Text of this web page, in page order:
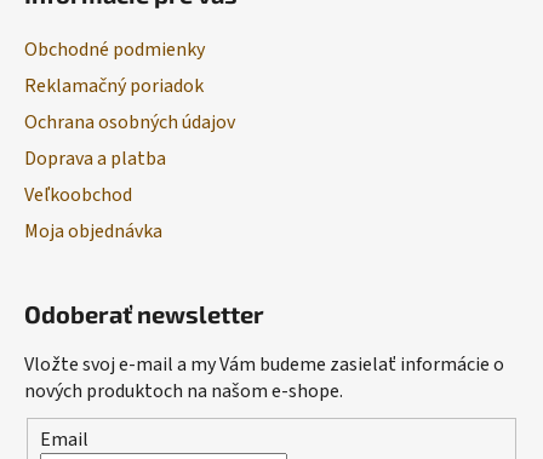
Obchodné podmienky
Reklamačný poriadok
Ochrana osobných údajov
Doprava a platba
Veľkoobchod
Moja objednávka
Odoberať newsletter
Vložte svoj e-mail a my Vám budeme zasielať informácie o
nových produktoch na našom e-shope.
Email